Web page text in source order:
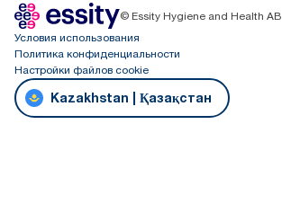
© Essity Hygiene and Health AB
Условия использования
Политика конфиденциальности
Настройки файлов cookie
Kazakhstan | Қазақстан